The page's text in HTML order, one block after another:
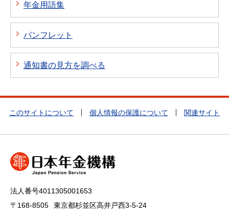
年金用語集
パンフレット
通知書の見方を調べる
このサイトについて 個人情報の保護について 関連サイト
法人番号4011305001653
〒168-8505
東京都杉並区高井戸西3-5-24